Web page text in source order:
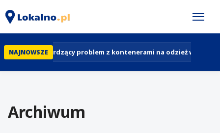
NAJNOWSZEŚmierdzący problem z kontenerami na odzież w
Archiwum